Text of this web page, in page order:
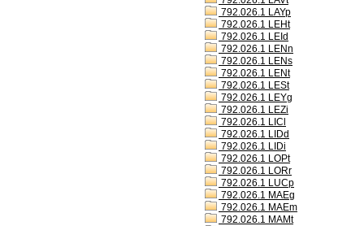
792.026.1 LAYp
792.026.1 LEHt
792.026.1 LEId
792.026.1 LENn
792.026.1 LENs
792.026.1 LENt
792.026.1 LESt
792.026.1 LEYg
792.026.1 LEZi
792.026.1 LICl
792.026.1 LIDd
792.026.1 LIDi
792.026.1 LOPt
792.026.1 LORr
792.026.1 LUCp
792.026.1 MAEg
792.026.1 MAEm
792.026.1 MAMt